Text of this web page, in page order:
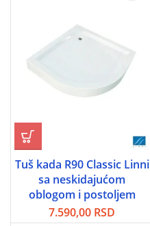
Tuš kada R90 Classic Linni
sa neskidajućom
oblogom i postoljem
7.590,00 RSD